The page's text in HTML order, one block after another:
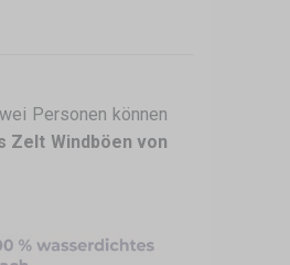
Personen können
Zelt Windböen von